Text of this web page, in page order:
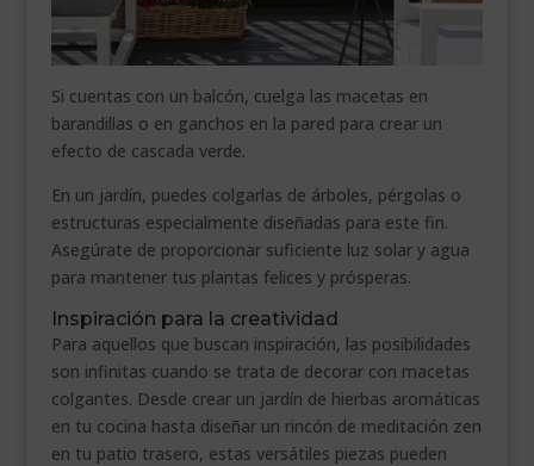
Si cuentas con un balcón, cuelga las macetas en
barandillas o en ganchos en la pared para crear un
efecto de cascada verde.
En un jardín, puedes colgarlas de árboles, pérgolas o
estructuras especialmente diseñadas para este fin.
Asegúrate de proporcionar suficiente luz solar y agua
para mantener tus plantas felices y prósperas.
Inspiración para la creatividad
Para aquellos que buscan inspiración, las posibilidades
son infinitas cuando se trata de decorar con macetas
colgantes. Desde crear un jardín de hierbas aromáticas
en tu cocina hasta diseñar un rincón de meditación zen
en tu patio trasero, estas versátiles piezas pueden